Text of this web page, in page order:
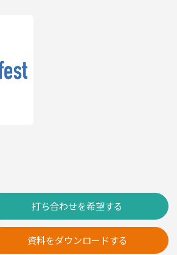
打ち合わせを希望する
資料をダウンロードする